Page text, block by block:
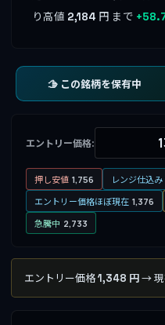
り高値 2,184 円 まで
🫱 この銘柄を保有中
エントリー価格:
押し安値 1,756 レンジ仕込み
エントリー価格ほぼ現在 1,376
急騰中 2,733
エントリー価格1,348 円→